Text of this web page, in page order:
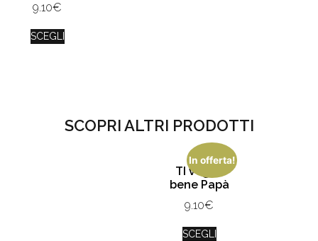
9.10€
SCEGLI
SCOPRI ALTRI PRODOTTI
In offerta!
TI voglio
bene Papà
9.10€
SCEGLI